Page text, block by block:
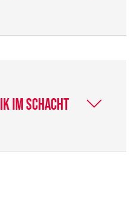
im Schacht